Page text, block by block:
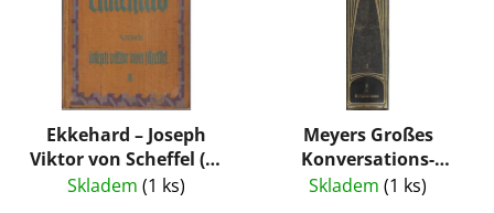
Ekkehard – Joseph
Viktor von Scheffel (K.
Thienemanns Verlag,
Skladem (1 ks)
Meyers Großes
Konversations-
Lexikon 1.
Skladem (1 ks)